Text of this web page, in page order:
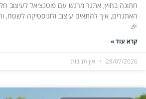
חתונה בחוץ, אתגר מרגש עם פוטנציאל לעיצוב
האתגרים, איך להתאים עיצוב ולוגיסטיקה לשטח,
🎉
קרא עוד »
28/07/2026 אין תגובות